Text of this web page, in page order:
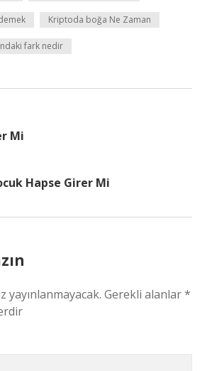
Kriptoda boğa Ne Zaman
fark nedir
Mi
Hapse Girer Mi
yayınlanmayacak. Gerekli alanlar*